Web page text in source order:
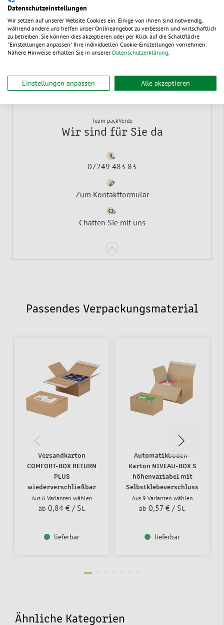
Rufen Sie uns einfach direkt an, schreiben Sie uns
eine E-Mail oder nutzen Sie bequem den Chat.
Team packVerde
Wir sind für Sie da
07249 483 83
Zum Kontaktformular
Chatten Sie mit uns
Passendes Verpackungsmaterial
Versandkarton
COMFORT-BOX RETURN
PLUS
wiederverschließbar
Aus 6 Varianten wählen
ab 0,84 € / St.
lieferbar
Automatikboden-
Karton NIVEAU-BOX S
höhenvariabel mit
Selbstklebeverschluss
Aus 9 Varianten wählen
ab 0,57 € / St.
lieferbar
Ähnliche Kategorien
Datenschutzeinstellungen
Wir setzen auf unserer Website Cookies ein. Einige von ihnen sind notwendig,
während andere uns helfen unser Onlineangebot zu verbessern und wirtschaftlich
zu betreiben. Sie können dies akzeptieren oder per Klick auf die Schaltfläche
"Einstellungen anpassen" Ihre individuellen Cookie-Einstellungen vornehmen.
Nähere Hinweise erhalten Sie in unserer Datenschutzerklärung
Einstellungen anpassen Alle akzeptieren